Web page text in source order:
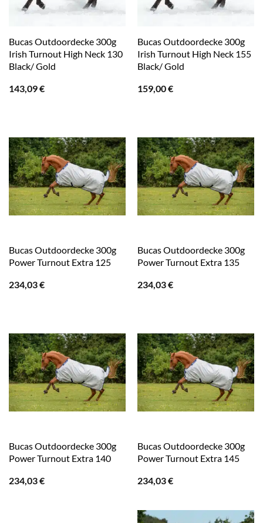
Bucas Outdoordecke 300g
Irish Turnout High Neck 130
Black/ Gold
143,09€
Bucas Outdoordecke 300g
Irish Turnout High Neck 155
Black/ Gold
159,00€
Bucas Outdoordecke 300g
Power Turnout Extra 125
234,03€
Bucas Outdoordecke 300g
Power Turnout Extra 135
234,03€
Bucas Outdoordecke 300g
Power Turnout Extra 140
234,03€
Bucas Outdoordecke 300g
Power Turnout Extra 145
234,03€